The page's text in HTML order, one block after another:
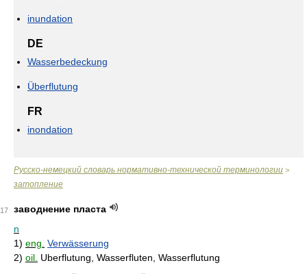
inundation
DE
Wasserbedeckung
Überflutung
FR
inondation
Русско-немецкий словарь нормативно-технической терминологии >
затопление
17
заводнение пласта
n
1) eng. Verwässerung
2) oil. Uberflutung, Wasserfluten, Wasserflutung